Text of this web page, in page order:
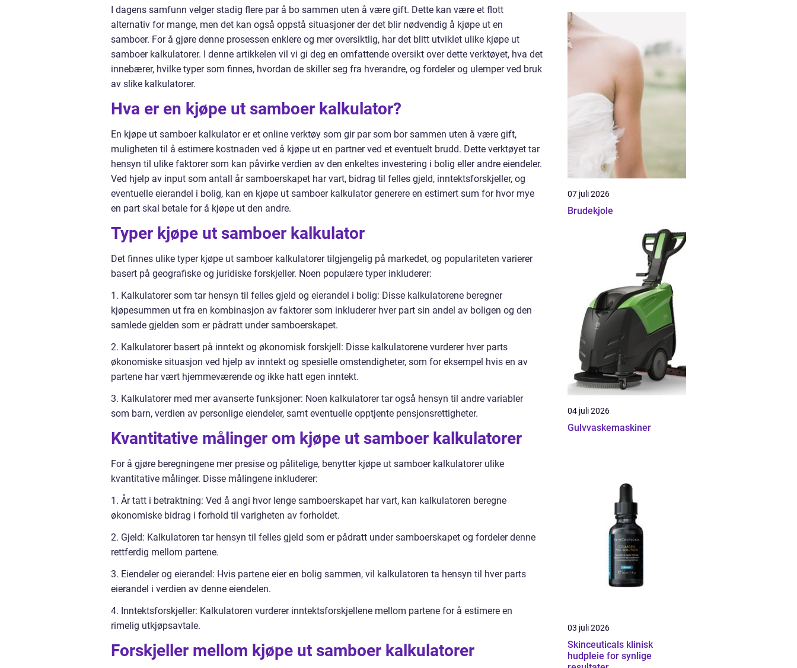
I dagens samfunn velger stadig flere par å bo sammen uten å være gift. Dette kan være et flott
alternativ for mange, men det kan også oppstå situasjoner der det blir nødvendig å kjøpe ut en
samboer. For å gjøre denne prosessen enklere og mer oversiktlig, har det blitt utviklet ulike kjøpe ut
samboer kalkulatorer. I denne artikkelen vil vi gi deg en omfattende oversikt over dette verktøyet, hva det
innebærer, hvilke typer som finnes, hvordan de skiller seg fra hverandre, og fordeler og ulemper ved bruk
av slike kalkulatorer.
Hva er en kjøpe ut samboer kalkulator?
En kjøpe ut samboer kalkulator er et online verktøy som gir par som bor sammen uten å være gift,
muligheten til å estimere kostnaden ved å kjøpe ut en partner ved et eventuelt brudd. Dette verktøyet tar
hensyn til ulike faktorer som kan påvirke verdien av den enkeltes investering i bolig eller andre eiendeler.
Ved hjelp av input som antall år samboerskapet har vart, bidrag til felles gjeld, inntektsforskjeller, og
eventuelle eierandel i bolig, kan en kjøpe ut samboer kalkulator generere en estimert sum for hvor mye
en part skal betale for å kjøpe ut den andre.
Typer kjøpe ut samboer kalkulator
Det finnes ulike typer kjøpe ut samboer kalkulatorer tilgjengelig på markedet, og populariteten varierer
basert på geografiske og juridiske forskjeller. Noen populære typer inkluderer:
1. Kalkulatorer som tar hensyn til felles gjeld og eierandel i bolig: Disse kalkulatorene beregner
kjøpesummen ut fra en kombinasjon av faktorer som inkluderer hver part sin andel av boligen og den
samlede gjelden som er pådratt under samboerskapet.
2. Kalkulatorer basert på inntekt og økonomisk forskjell: Disse kalkulatorene vurderer hver parts
økonomiske situasjon ved hjelp av inntekt og spesielle omstendigheter, som for eksempel hvis en av
partene har vært hjemmeværende og ikke hatt egen inntekt.
3. Kalkulatorer med mer avanserte funksjoner: Noen kalkulatorer tar også hensyn til andre variabler
som barn, verdien av personlige eiendeler, samt eventuelle opptjente pensjonsrettigheter.
Kvantitative målinger om kjøpe ut samboer kalkulatorer
For å gjøre beregningene mer presise og pålitelige, benytter kjøpe ut samboer kalkulatorer ulike
kvantitative målinger. Disse målingene inkluderer:
1. År tatt i betraktning: Ved å angi hvor lenge samboerskapet har vart, kan kalkulatoren beregne
økonomiske bidrag i forhold til varigheten av forholdet.
2. Gjeld: Kalkulatoren tar hensyn til felles gjeld som er pådratt under samboerskapet og fordeler denne
rettferdig mellom partene.
3. Eiendeler og eierandel: Hvis partene eier en bolig sammen, vil kalkulatoren ta hensyn til hver parts
eierandel i verdien av denne eiendelen.
4. Inntektsforskjeller: Kalkulatoren vurderer inntektsforskjellene mellom partene for å estimere en
rimelig utkjøpsavtale.
Forskjeller mellom kjøpe ut samboer kalkulatorer
07 juli 2026
Brudekjole
04 juli 2026
Gulvvaskemaskiner
03 juli 2026
Skinceuticals klinisk
hudpleie for synlige